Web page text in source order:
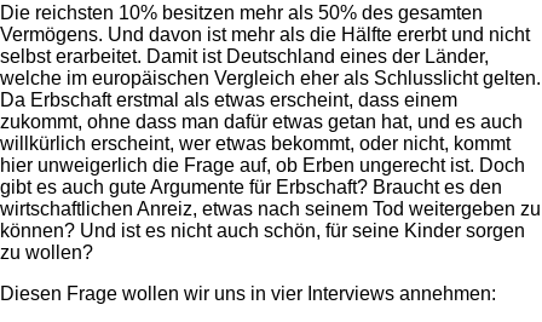
Die reichsten 10% besitzen mehr als 50% des gesamten
Vermögens. Und davon ist mehr als die Hälfte ererbt und nicht
selbst erarbeitet. Damit ist Deutschland eines der Länder,
welche im europäischen Vergleich eher als Schlusslicht gelten.
Da Erbschaft erstmal als etwas erscheint, dass einem
zukommt, ohne dass man dafür etwas getan hat, und es auch
willkürlich erscheint, wer etwas bekommt, oder nicht, kommt
hier unweigerlich die Frage auf, ob Erben ungerecht ist. Doch
gibt es auch gute Argumente für Erbschaft? Braucht es den
wirtschaftlichen Anreiz, etwas nach seinem Tod weitergeben zu
können? Und ist es nicht auch schön, für seine Kinder sorgen
zu wollen?
Diesen Frage wollen wir uns in vier Interviews annehmen: